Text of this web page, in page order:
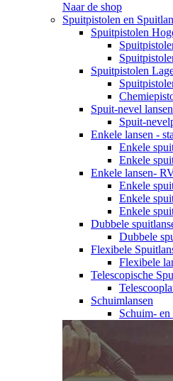
Naar de shop
Spuitpistolen en
Spuitpistolen
Spuitpistolen
Spuit-nevel
Spuit-
Enkele lansen -
Enkele
Enkele
Enkele lansen-
Enkele
Enkele
Enkele
Dubbele
Dubbele
Flexibele
Flexibele
Telescopische
Schuimlansen
Schuim- en